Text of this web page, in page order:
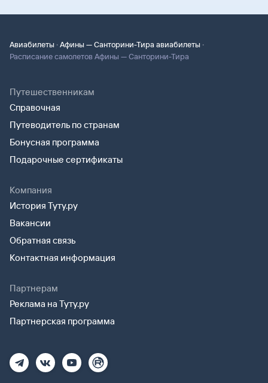
Авиабилеты ·Афины — Санторини-Тира авиабилеты ·
Расписание самолетов Афины — Санторини-Тира
Путешественникам
Справочная
Путеводитель по странам
Бонусная программа
Подарочные сертификаты
Компания
История Туту.ру
Вакансии
Обратная связь
Контактная информация
Партнерам
Реклама на Туту.ру
Партнерская программа